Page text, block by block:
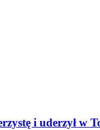
i uderzył w